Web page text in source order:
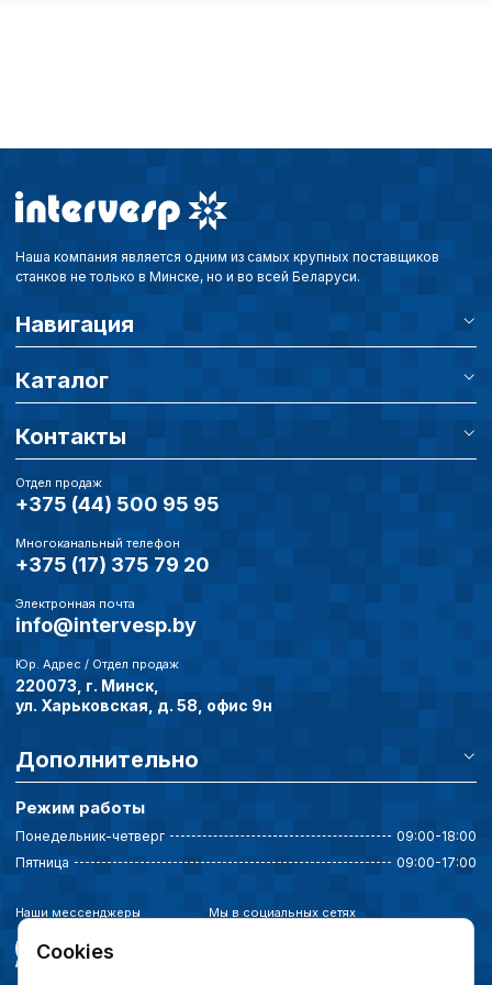
Наша компания является одним из самых крупных поставщиков
станков не только в Минске, но и во всей Беларуси.
Навигация
Каталог
Контакты
Отдел продаж
+375 (44) 500 95 95
Многоканальный телефон
+375 (17) 375 79 20
Электронная почта
info@intervesp.by
Юр. Адрес / Отдел продаж
220073, г. Минск,
ул. Харьковская, д. 58, офис 9н
Дополнительно
Режим работы
Понедельник-четверг
09:00-18:00
Пятница
09:00-17:00
Наши мессенджеры Мы в социальных сетях
Cookies
пользователей
наиболее и
совершенствованию
исходя из
пользователей.